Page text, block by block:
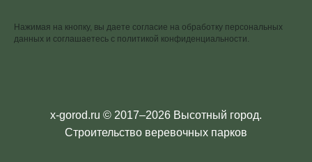
Нажимая на кнопку, вы даете согласие на обработку персональных
данных и соглашаетесь c политикой конфиденциальности.
x-gorod.ru © 2017–2026 Высотный город.
Строительство веревочных парков